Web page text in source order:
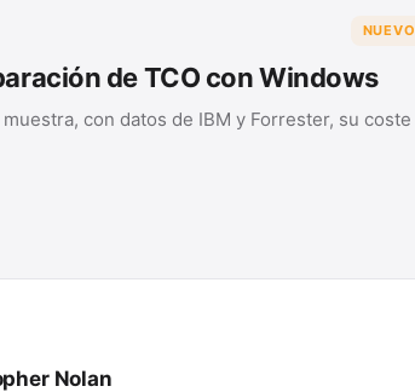
NUEVO
de TCO con Windows
con datos de IBM y Forrester, su coste
Nolan